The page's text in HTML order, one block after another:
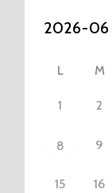
L M
1 2
8 9
15 16